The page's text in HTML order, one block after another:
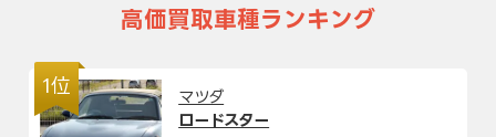
高価買取車種ランキング
1位
マツダ
ロードスター